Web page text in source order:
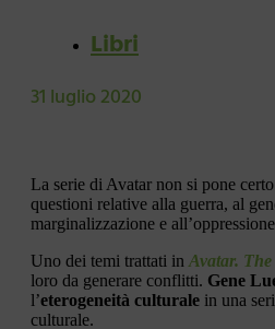
Libri
31 luglio 2020
La serie di Avatar non si pone
questioni relative alla guerra, al
marginalizzazione e
Uno dei temi trattati in Avatar.
loro da generare conflitti. Gene
l’eterogeneità culturale in una
culturale.